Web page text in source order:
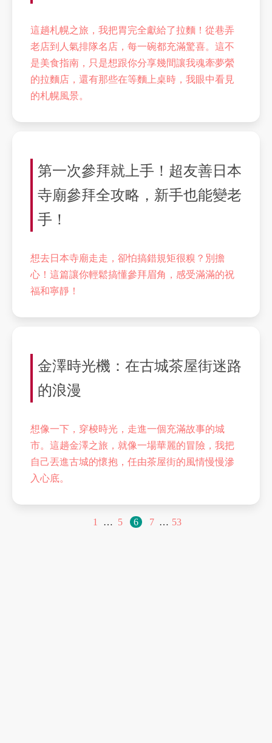
這趟札幌之旅，我把胃完全獻給了拉麵！從巷弄
老店到人氣排隊名店，每一碗都充滿驚喜。這不
是美食指南，只是想跟你分享幾間讓我魂牽夢縈
的拉麵店，還有那些在等麵上桌時，我眼中看見
的札幌風景。
第一次參拜就上手！超友善日本
寺廟參拜全攻略，新手也能變老
手！
想去日本寺廟走走，卻怕搞錯規矩很糗？別擔
心！這篇讓你輕鬆搞懂參拜眉角，感受滿滿的祝
福和寧靜！
金澤時光機：在古城茶屋街迷路
的浪漫
想像一下，穿梭時光，走進一個充滿故事的城
市。這趟金澤之旅，就像一場華麗的冒險，我把
自己丟進古城的懷抱，任由茶屋街的風情慢慢滲
入心底。
1 … 5 6 7 … 53